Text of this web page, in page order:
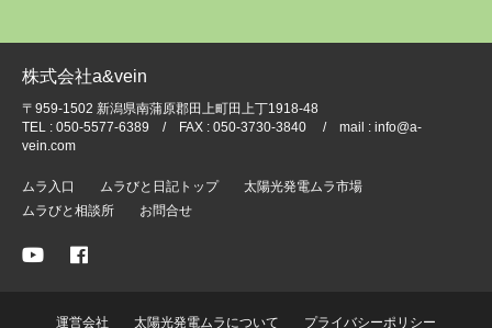
株式会社a&vein
〒959-1502 新潟県南蒲原郡田上町田上丁1918-48
TEL : 050-5577-6389 / FAX : 050-3730-3840 / mail : info@a-
vein.com
ムラ入口 ムラびと日記トップ
太陽光発電ムラ市場
ムラびと相談所
お問合せ
運営会社 太陽光発電ムラについて プライバシーポリシー